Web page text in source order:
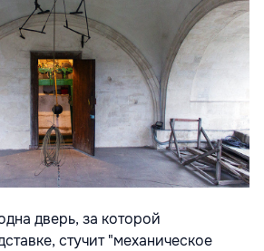
дверь, за которой
стучит "механическое